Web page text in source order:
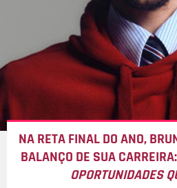
NA RETA FINAL DO ANO,
BALANÇO DE SUA CARREIRA:
OPORTUNIDADES